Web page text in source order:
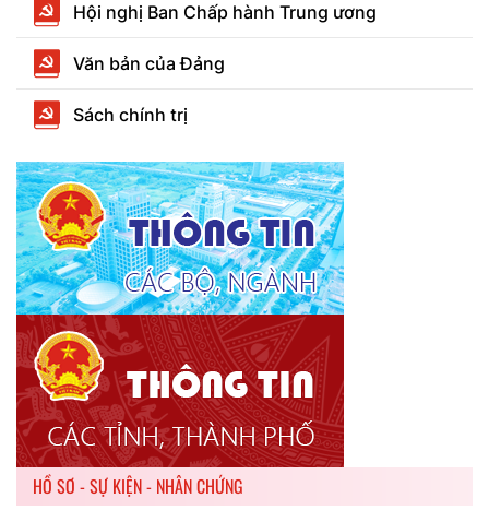
Hội nghị Ban Chấp hành Trung ương
Văn bản của Đảng
Sách chính trị
HỒ SƠ - SỰ KIỆN - NHÂN CHỨNG